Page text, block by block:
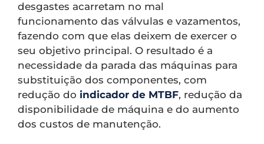
desgastes acarretam no mal
funcionamento das válvulas e vazamentos,
fazendo com que elas deixem de exercer o
seu objetivo principal. O resultado é a
necessidade da parada das máquinas para
substituição dos componentes, com
redução do indicador de MTBF, redução da
disponibilidade de máquina e do aumento
dos custos de manutenção.